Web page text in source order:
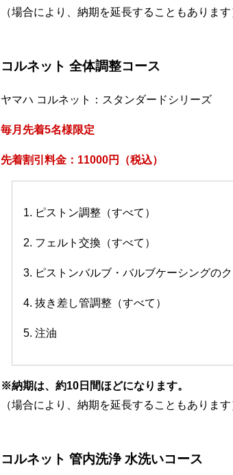
（場合により、納期を延長することもあります
コルネット 全体調整コース
ヤマハ コルネット：スタンダードシリーズ
毎月先着5名様限定
先着割引料金：11000円（税込）
1. ピストン調整（すべて）
2. フェルト交換（すべて）
3. ピストンバルブ・バルブケーシングの
4. 抜き差し管調整（すべて）
5. 注油
※納期は、約10日間ほどになります。
（場合により、納期を延長することもあります
コルネット 管内洗浄 水洗いコース